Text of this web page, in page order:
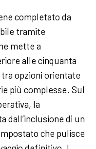
completato da
tramite
mette a
alle cinquanta
opzioni orientate
più complesse. Sul
la
dall’inclusione di un
che pulisce